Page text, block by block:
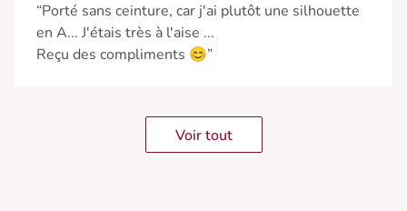
“Porté sans ceinture, car j'ai plutôt une silhouette
en A... J'étais très à l'aise ...
Reçu des compliments 😊”
Voir tout